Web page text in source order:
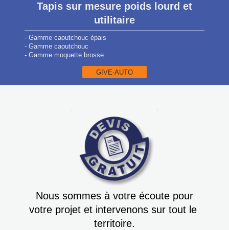
Tapis sur mesure poids lourd et
utilitaire
- Gamme caoutchouc épais
- Gamme caoutchouc
- Gamme moquette brosse
GIVE-AUTO
Nous sommes à votre écoute pour
votre projet et intervenons sur tout le
territoire.